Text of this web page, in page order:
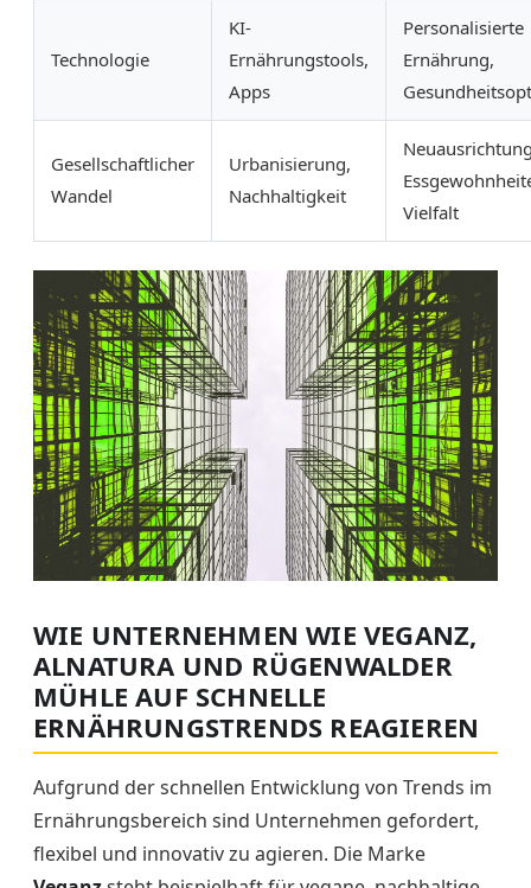
Technologie
KI-
Ernährungstools,
Apps
Personalisierte
Ernährung,
Gesellschaftlicher
Wandel
Urbanisierung,
Nachhaltigkeit
Vielfalt
WIE UNTERNEHMEN WIE VEGANZ,
ALNATURA UND RÜGENWALDER
MÜHLE AUF SCHNELLE
ERNÄHRUNGSTRENDS REAGIEREN
Aufgrund der schnellen Entwicklung von Trends im
Ernährungsbereich sind Unternehmen gefordert,
flexibel und innovativ zu agieren. Die Marke